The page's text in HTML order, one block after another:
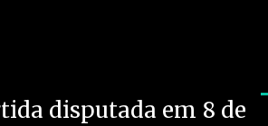
disputada em 8 de